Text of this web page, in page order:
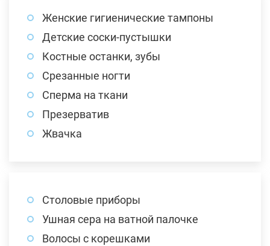
Женские гигиенические тампоны
Детские соски-пустышки
Костные останки, зубы
Срезанные ногти
Сперма на ткани
Презерватив
Жвачка
Столовые приборы
Ушная сера на ватной палочке
Волосы с корешками